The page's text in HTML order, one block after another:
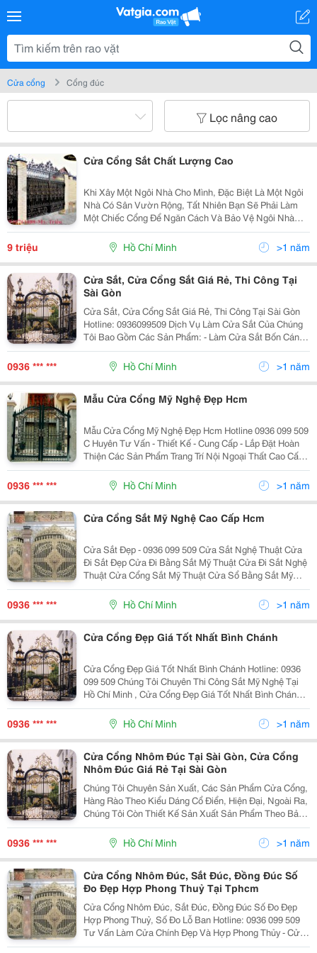
Cửa cổng Cổng đúc
Lọc nâng cao
Cửa Cổng Sắt Chất Lượng Cao
Khi Xây Một Ngôi Nhà Cho Mình, Đặc Biệt Là Một Ngôi
Nhà Có Sân Vườn Rộng, Tất Nhiên Bạn Sẽ Phải Làm
Một Chiếc Cổng Để Ngăn Cách Và Bảo Vệ Ngôi Nhà
Của Mình. Những Mẫu Thiết Kế Cửa Cổng Sắt Với
Nhiều Phong Cách Của Nice Gates Không Chỉ Cung
Cấp Một...
9 triệu Hồ Chí Minh >1 năm
Cửa Sắt, Cửa Cổng Sắt Giá Rẻ, Thi Công Tại
Sài Gòn
Cửa Sắt, Cửa Cổng Sắt Giá Rẻ, Thi Công Tại Sài Gòn
Hotline: 0936099509 Dịch Vụ Làm Cửa Sắt Của Chúng
Tôi Bao Gồm Các Sản Phẩm: - Làm Cửa Sắt Bốn Cánh,
Hai Cánh, Cửa Sổ (Sơn Tĩnh Điện) - Cửa Sắt Sơn Tĩnh
Điện, Cửa Sắt Kính, Cửa Sắt Giả Gỗ - Cổng
0936 *** *** Hồ Chí Minh >1 năm
Mẫu Cửa Cổng Mỹ Nghệ Đẹp Hcm
Mẫu Cửa Cổng Mỹ Nghệ Đẹp Hcm Hotline 0936 099 509
C Huyên Tư Vấn - Thiết Kế - Cung Cấp - Lắp Đặt Hoàn
Thiện Các Sản Phẩm Trang Trí Nội Ngoại Thất Cao Cấp
Bằng Chất Liệu Hợp Kim Nhôm Đúc Cao Cấp: - Cửa
0936 *** *** Hồ Chí Minh >1 năm
Cửa Cổng Sắt Mỹ Nghệ Cao Cấp Hcm
Cửa Sắt Đẹp - 0936 099 509 Cửa Sắt Nghệ Thuật Cửa
Đi Sắt Đẹp Cửa Đi Bằng Sắt Mỹ Thuật Cửa Đi Sắt Nghệ
Thuật Cửa Cổng Sắt Mỹ Thuật Cửa Sổ Bằng Sắt Mỹ
Thuật Cửa Sổ Sắt Đẹp Cửa Sổ Sắt Nghệ Thuật Đèn
Trang Trí Bằng Sắt Mỹ Th
0936 *** *** Hồ Chí Minh >1 năm
Cửa Cổng Đẹp Giá Tốt Nhất Bình Chánh
Cửa Cổng Đẹp Giá Tốt Nhất Bình Chánh Hotline: 0936
099 509 Chúng Tôi Chuyên Thi Công Sắt Mỹ Nghệ Tại
Hồ Chí Minh , Cửa Cổng Đẹp Giá Tốt Nhất Bình Chánh
Với Giá Rẻ Mẫu Mã Bền Và Đẹp Phù Hợp Với Khả Năng
Mua Bán Của Từng Khách Hàng Với Đa Dạng
0936 *** *** Hồ Chí Minh >1 năm
Cửa Cổng Nhôm Đúc Tại Sài Gòn, Cửa Cổng
Nhôm Đúc Giá Rẻ Tại Sài Gòn
Chúng Tôi Chuyên Sản Xuất, Các Sản Phẩm Cửa Cổng,
Hàng Rào Theo Kiểu Dáng Cổ Điển, Hiện Đại, Ngoài Ra,
Chúng Tôi Còn Thiết Kế Sản Xuất Sản Phẩm Theo Bản
Vẽ Chi Tiết Hoặc Ý Tưởng Của Quý Khách Hàng.
Hotline: 0936 099 509 Cổng Nhôm Đúc, Cổng Đẹp,
0936 *** *** Hồ Chí Minh >1 năm
Cửa Cổng Nhôm Đúc, Sắt Đúc, Đồng Đúc Số
Đo Đẹp Hợp Phong Thuỷ Tại Tphcm
Cửa Cổng Nhôm Đúc, Sắt Đúc, Đồng Đúc Số Đo Đẹp
Hợp Phong Thuỷ, Số Đo Lỗ Ban Hotline: 0936 099 509
Tư Vấn Làm Cửa Chính Đẹp Và Hợp Phong Thủy - Cửa
Chính (Hay Còn Gọi Là Cửa Cái) Của Ngôi Nhà Là Nơi